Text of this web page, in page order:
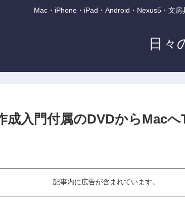
Mac・iPhone・iPad・Android・Nexus5・文
日々
成入門付属のDVDからMac
記事内に広告が含まれています。